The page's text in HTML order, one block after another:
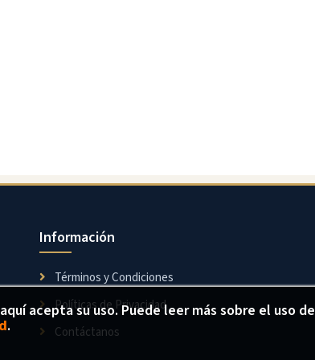
acepta su uso. Puede leer más sobre el uso de
.
Información
Términos y Condiciones
Políticas de Privacidad
Contáctanos